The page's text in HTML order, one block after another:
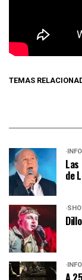
TEMAS
de